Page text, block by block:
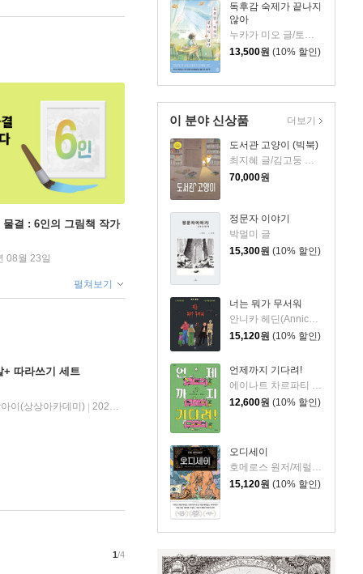
독후감 숙제가 끝나지
않아
누카가 미오 글/토티 그림/김지영 역
13,500원 (10% 할인)
이 분야 신상품
도서관 고양이 (빅북)
최지혜 글/김고둥 그림
70,000원
정문자 이야기
박멀미 글
15,300원 (10% 할인)
너는 뭐가 무서워
15,120원 (10% 할인)
언제까지 기다려!
에이나트 차르파티 글그림/정재원 역
12,600원 (10% 할인)
오디세이
15,120원 (10% 할인)
더보기
결 : 6인의 그림책 작가
08월 23일
펼쳐보기
+ 따라쓰기 세트
이(상상아카데미) 2025년 04월 20일
1/4